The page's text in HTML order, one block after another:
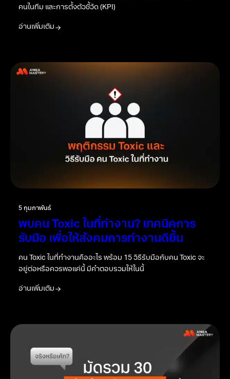
คนในทีม และการตั้งตัวชี้วัด (KPI)
อ่านเพิ่มเติม
5 กุมภาพันธ์
พบคน Toxic ในที่ทำงาน? เทคนิคการ
รับมือ เพื่อให้สังคมการทำงานดีขึ้น
คน Toxic ในที่ทำงานคืออะไร พร้อม 15 วิธีรับมือกับคน Toxic จะ
อยู่ต่อหรือควรพอแค่นี้ มีคำตอบรวมให้ในนี้
อ่านเพิ่มเติม